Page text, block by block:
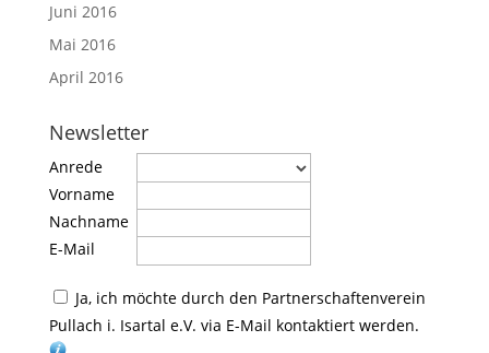
Juni 2016
Mai 2016
April 2016
Newsletter
Anrede
Vorname
Nachname
E-Mail
Ja, ich möchte durch den Partnerschaftenverein
Pullach i. Isartal e.V. via E-Mail kontaktiert werden.